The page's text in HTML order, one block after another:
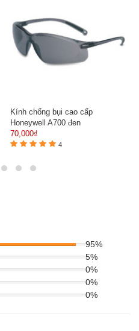
Kính chống bụi cao cấp
Honeywell A700 đen
70,000₫
4
95%
5%
0%
0%
0%